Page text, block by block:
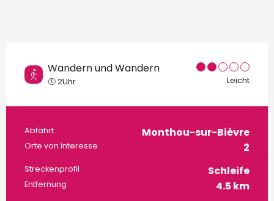
Wandern und Wandern
2Uhr Leicht
Praktische
Abfahrt Monthou-sur-Bièvre
Orte von Interesse 2
Streckenprofil Schleife
Entfernung 4.5 km